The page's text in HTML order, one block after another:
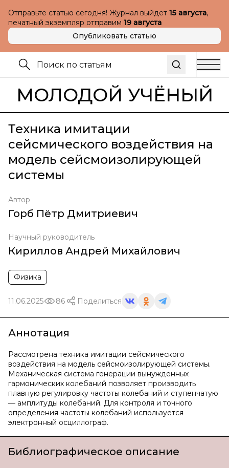
Отправьте статью сегодня! Журнал выйдет 15 августа,
печатный экземпляр отправим 19 августа
Опубликовать статью
МОЛОДОЙ УЧЁНЫЙ
Техника имитации
сейсмического воздействия на
модель сейсмоизолирующей
системы
Автор
Горб Пётр Дмитриевич
Научный руководитель
Кириллов Андрей Михайлович
Физика
11.06.2025 86 Поделиться
Аннотация
Рассмотрена техника имитации сейсмического
воздействия на модель сейсмоизолирующей системы.
Механическая система генерации вынужденных
гармонических колебаний позволяет производить
плавную регулировку частоты колебаний и ступенчатую
— амплитуды колебаний. Для контроля и точного
определения частоты колебаний используется
электронный осциллограф.
Библиографическое описание